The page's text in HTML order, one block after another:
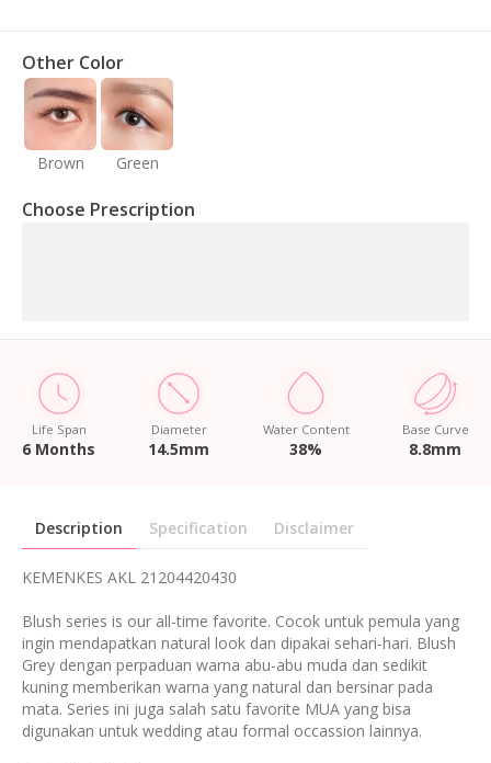
Life Span
6 Months
Diameter
14.5mm
Water Content
38%
Base Curve
8.8mm
Other Color
Brown Green
Choose Prescription
Description Specification Disclaimer
KEMENKES AKL 21204420430
Blush series is our all-time favorite. Cocok untuk pemula yang
ingin mendapatkan natural look dan dipakai sehari-hari. Blush
Grey dengan perpaduan warna abu-abu muda dan sedikit
kuning memberikan warna yang natural dan bersinar pada
mata. Series ini juga salah satu favorite MUA yang bisa
digunakan untuk wedding atau formal occassion lainnya.